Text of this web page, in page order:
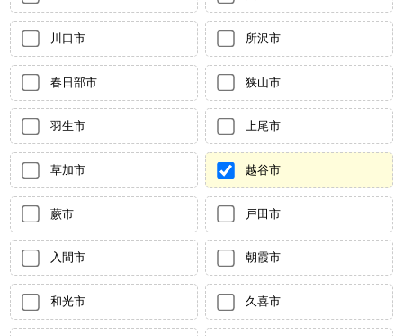
川口市 所沢市
春日部市 狭山市
羽生市 上尾市
草加市 越谷市
蕨市 戸田市
入間市 朝霞市
和光市 久喜市